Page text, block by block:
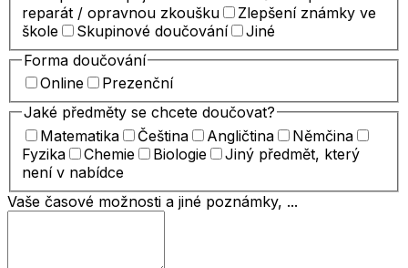
reparát / opravnou zkoušku
Zlepšení známky ve
škole
Skupinové doučování
Jiné
Forma doučování
Online
Prezenční
Jaké předměty se chcete doučovat?
Matematika
Čeština Angličtina
Němčina
Fyzika
Chemie Biologie
Jiný předmět, který
není v nabídce
Vaše časové možnosti a jiné poznámky, ...